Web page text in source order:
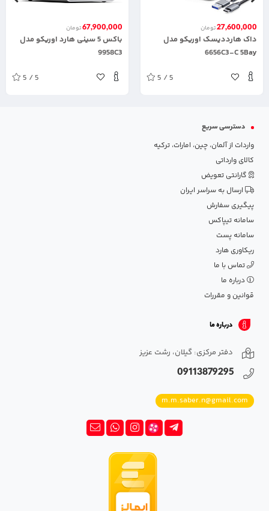
27,600,000تومان
داک هارددیسک اوریکو مدل
6656C3-C 5Bay
5 / 5
67,900,000تومان
باکس 5 سینی هارد اوریکو مدل
9958C3
5 / 5
دسترسی سریع
واردات از آلمان، چین، امارات، ترکیه
کالای وارداتی
گارانتی تعویض
ارسال به سراسر ایران
پیگیری سفارش
سامانه تیپاکس
سامانه پست
ریکاوری هارد
تماس با ما
درباره ما
قوانین و مقررات
درباره ما
دفتر مرکزی: گیلان، رشت عزیز
09113879295
m.m.saber.n@gmail.com